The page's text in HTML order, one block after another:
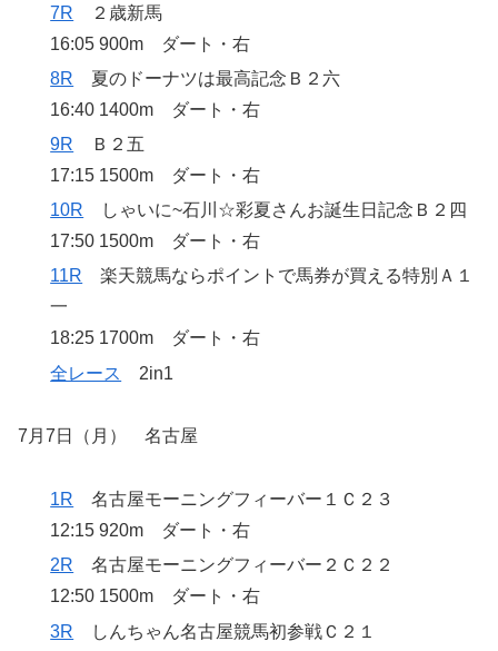
7R ２歳新馬
16:05 900m ダート・右
8R 夏のドーナツは最高記念Ｂ２六
16:40 1400m ダート・右
9R Ｂ２五
17:15 1500m ダート・右
10R しゃいに~石川☆彩夏さんお誕生日記念Ｂ２四
17:50 1500m ダート・右
11R 楽天競馬ならポイントで馬券が買える特別Ａ１
一
18:25 1700m ダート・右
全レース
2in1
7月7日（月） 名古屋
1R 名古屋モーニングフィーバー１Ｃ２３
12:15 920m ダート・右
2R 名古屋モーニングフィーバー２Ｃ２２
12:50 1500m ダート・右
3R しんちゃん名古屋競馬初参戦Ｃ２１